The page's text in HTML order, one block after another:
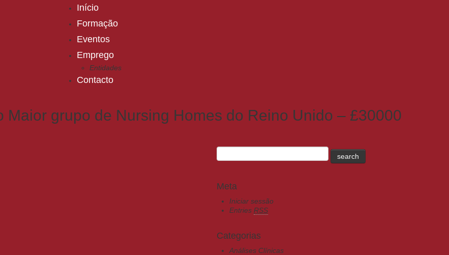
Início
Formação
Eventos
Emprego
Entidades
Contacto
Maior grupo de Nursing Homes do Reino Unido – £30000
Meta
Iniciar sessão
Entries RSS
Categorias
Análises Clínicas